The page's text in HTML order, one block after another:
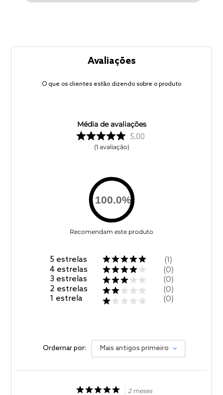
Avaliações
O que os clientes estão dizendo sobre o produto
Média de avaliações
5.00
1 avaliação
100.0%
Recomendam este produto
5 estrelas
4 estrelas
3 estrelas
2 estrelas
1 estrela
1
0
0
0
0
Ordernar por: Mais antigos primeiro
2 meses